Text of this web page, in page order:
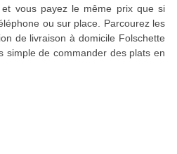
vous payez le même prix que si
ou sur place. Parcourez les
de livraison à domicile Folschette
simple de commander des plats en